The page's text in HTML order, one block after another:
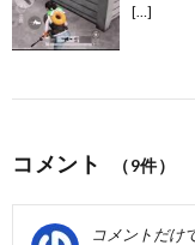
[…]
コメント （9件）
コメントだけ